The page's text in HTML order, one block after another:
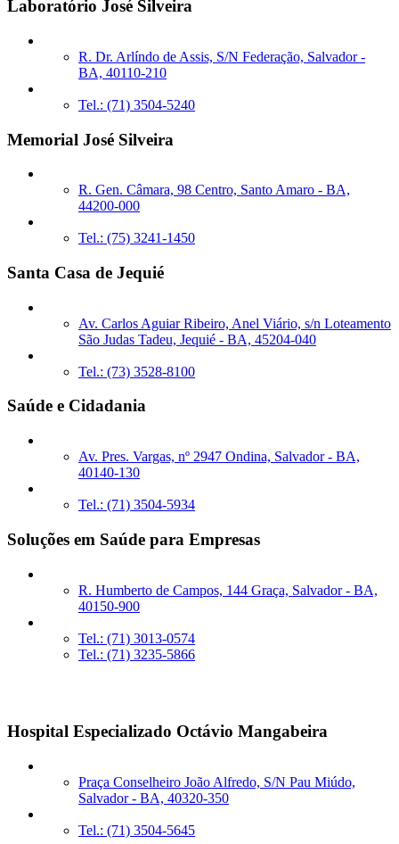
Laboratório José Silveira
R. Dr. Arlíndo de Assis, S/N Federação, Salvador -
BA, 40110-210
Tel.: (71) 3504-5240
Memorial José Silveira
R. Gen. Câmara, 98 Centro, Santo Amaro - BA,
44200-000
Tel.: (75) 3241-1450
Santa Casa de Jequié
Av. Carlos Aguiar Ribeiro, Anel Viário, s/n Loteamento
São Judas Tadeu, Jequié - BA, 45204-040
Tel.: (73) 3528-8100
Saúde e Cidadania
Av. Pres. Vargas, nº 2947 Ondina, Salvador - BA,
40140-130
Tel.: (71) 3504-5934
Soluções em Saúde para Empresas
R. Humberto de Campos, 144 Graça, Salvador - BA,
40150-900
Tel.: (71) 3013-0574
Tel.: (71) 3235-5866
Hospital Especializado Octávio Mangabeira
Praça Conselheiro João Alfredo, S/N Pau Miúdo,
Salvador - BA, 40320-350
Tel.: (71) 3504-5645